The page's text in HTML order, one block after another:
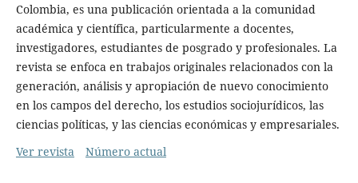
Colombia, es una publicación orientada a la comunidad
académica y científica, particularmente a docentes,
investigadores, estudiantes de posgrado y profesionales. La
revista se enfoca en trabajos originales relacionados con la
generación, análisis y apropiación de nuevo conocimiento
en los campos del derecho, los estudios sociojurídicos, las
ciencias políticas, y las ciencias económicas y empresariales.
Ver revista
Número actual